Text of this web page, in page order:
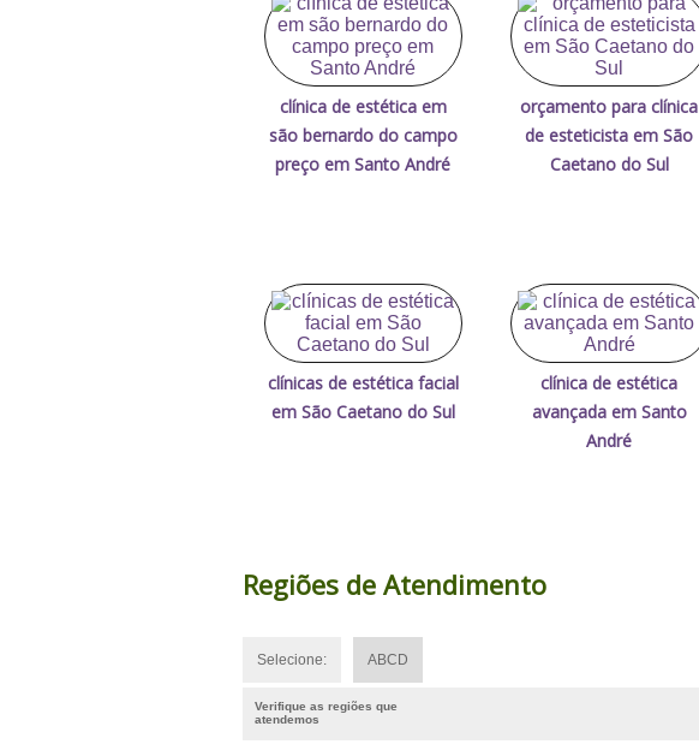
clínica de estética em
são bernardo do campo
preço em Santo André
orçamento para clínica
de esteticista em São
Caetano do Sul
clínicas de estética facial
em São Caetano do Sul
clínica de estética
avançada em Santo
André
Regiões de Atendimento
Selecione: ABCD
Verifique as regiões que
atendemos